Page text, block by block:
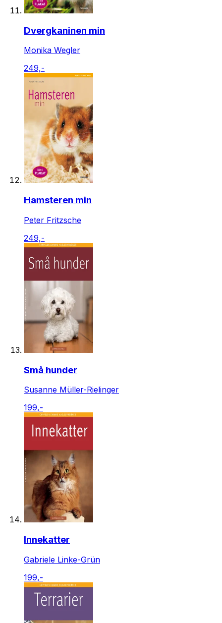
Dvergkaninen min
Monika Wegler
249,-
Hamsteren min
Peter Fritzsche
249,-
Små hunder
Susanne Müller-Rielinger
199,-
Innekatter
Gabriele Linke-Grün
199,-